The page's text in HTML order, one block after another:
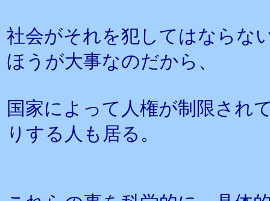
社会がそれを犯してはならな
ほうが大事なのだから、
国家によって人権が制限され
りする人も居る。